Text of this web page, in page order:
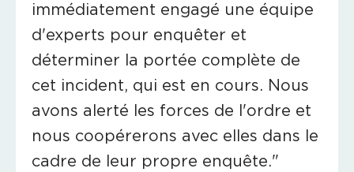
immédiatement engagé une équipe
d'experts pour enquêter et
déterminer la portée complète de
cet incident, qui est en cours. Nous
avons alerté les forces de l'ordre et
nous coopérerons avec elles dans le
cadre de leur propre enquête."